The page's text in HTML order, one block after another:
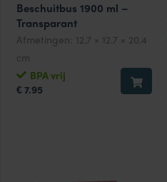
Beschuitbus 1900 ml –
Transparant
Afmetingen:
12.7 × 12.7 × 20.4
cm
BPA vrij
€ 7.95